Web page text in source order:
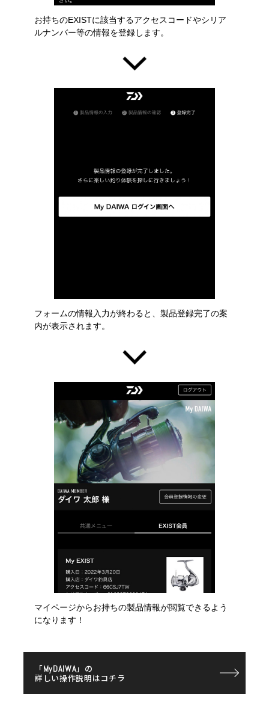
お持ちのEXISTに該当するアクセスコードやシリア
ルナンバー等の情報を登録します。
フォームの情報入力が終わると、製品登録完了の案
内が表示されます。
マイページからお持ちの製品情報が閲覧できるよう
になります！
「MyDAIWA」の
詳しい操作説明はコチラ